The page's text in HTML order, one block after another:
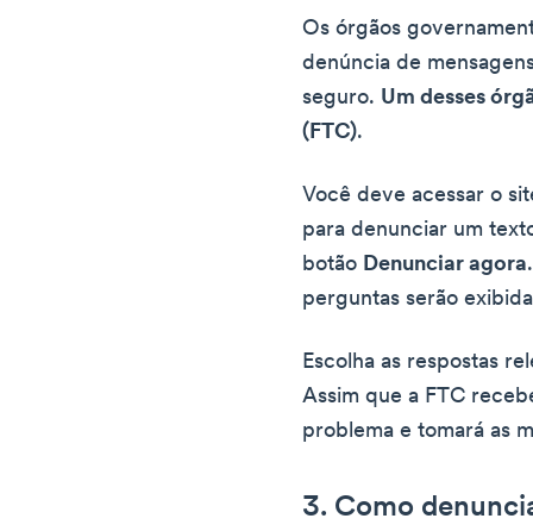
Os órgãos
denúncia de
seguro. Um desses
(FTC).
Você deve acessar o
para denunciar um
botão Denunciar agora
perguntas serão
Escolha as respostas
Assim que a FTC
problema e tomará as
3. Como